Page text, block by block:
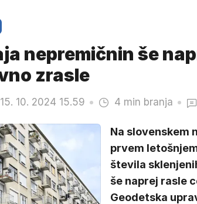
nepremičnin še
zrasle
10. 2024 15.59 4 min branja
Na slovenskem
prvem
števila
še naprej rasle
Geodetska